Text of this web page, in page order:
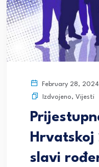
February 28, 2024
Izdvojeno, Vijesti
Hrvatskoj
slavi